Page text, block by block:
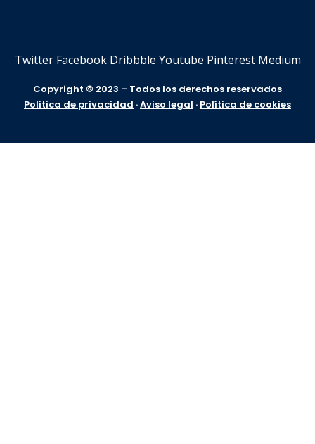
Twitter Facebook Dribbble Youtube Pinterest Medium
Copyright © 2023 – Todos los derechos reservados
Política de privacidad ·Aviso legal · Política de cookies